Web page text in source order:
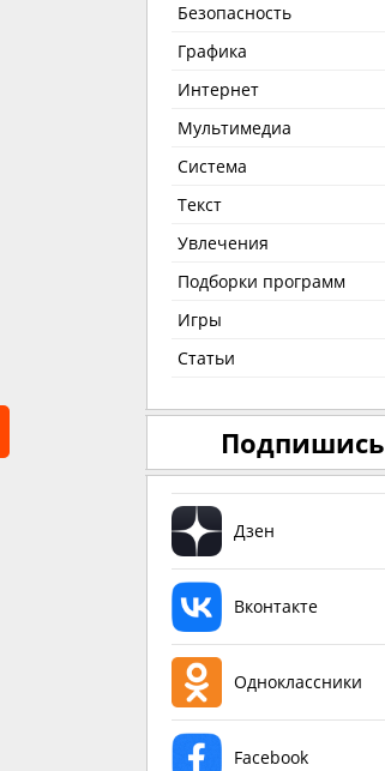
Безопасность
Графика
Интернет
Мультимедиа
Система
Текст
Увлечения
Подборки программ
Игры
Статьи
Подпишись
Дзен
Вконтакте
Одноклассники
Facebook